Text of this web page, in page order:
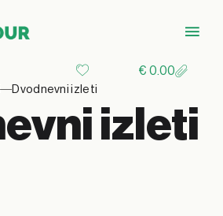
€ 0.00
Dvodnevni izleti
izleti